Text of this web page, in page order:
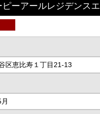
ピーアールレジデンス
区恵比寿１丁目21-13